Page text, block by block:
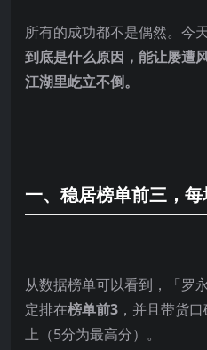
所有的成功都不是偶然。今
到底是什么原因，能让屡遭
江湖里屹立不倒。
一、稳居榜单前三， 每
从数据榜单可以看到，「罗
定排在榜单前3 ，并且带货
上（5分为最高分）。